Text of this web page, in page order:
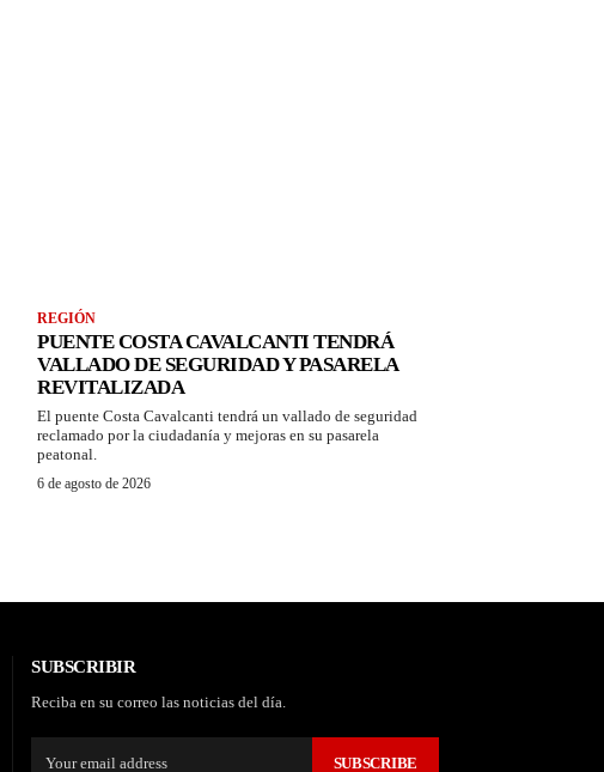
REGIÓN
PUENTE COSTA CAVALCANTI TENDRÁ
VALLADO DE SEGURIDAD Y PASARELA
REVITALIZADA
El puente Costa Cavalcanti tendrá un vallado de seguridad
reclamado por la ciudadanía y mejoras en su pasarela
peatonal.
6 de agosto de 2026
SUBSCRIBIR
Reciba en su correo las noticias del día.
SUBSCRIBE